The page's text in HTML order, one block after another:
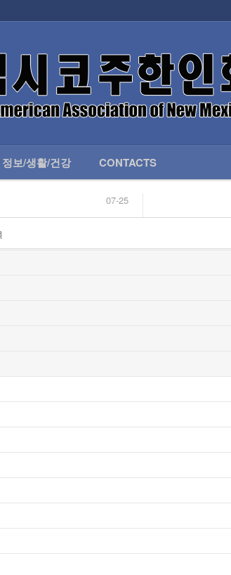
정보/생활/건강 CONTACTS
07-25
02-06